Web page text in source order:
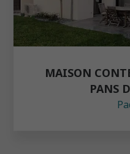
MAISON
PANS